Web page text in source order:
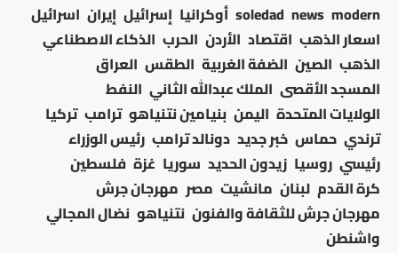
modern
news
soledad أوكرانيا إسرائيل إيران اسرائيل
اسعار الذهب اقتصاد الأردن الحرب الذكاء الاصطناعي
الذهب الصين الضفة الغربية الطقس العراق
المسجد الأقصى الملك عبدالله الثاني النفط
الولايات المتحدة اليمن بنيامين نتنياهو ترامب تركيا
ترندي حماس خبر جديد دونالد ترامب رئيس الوزراء
رئيسي روسيا زيدون الحديد سوريا غزة فلسطين
كرة القدم لبنان مانشيت مصر مهرجان جرش
مهرجان جرش للثقافة والفنون نتنياهو نضال المجالي
واشنطن